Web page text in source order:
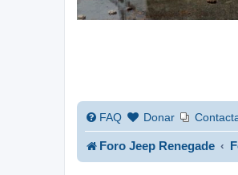
FAQ Donar
Foro Jeep Renegade